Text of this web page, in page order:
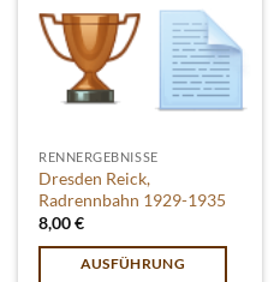
RENNERGEBNISSE
Dresden Reick,
Radrennbahn 1929-1935
8,00€
AUSFÜHRUNG